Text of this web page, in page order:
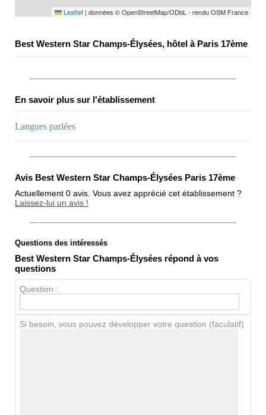
Leaflet | données © OpenStreetMap/ODbL - rendu OSM France
Best Western Star Champs-Élysées, hôtel à Paris 17ème
En savoir plus sur l'établissement
Langues parlées
Avis Best Western Star Champs-Élysées Paris 17ème
Actuellement 0 avis. Vous avez apprécié cet établissement ?
Laissez-lui un avis !
Note globale
Propreté
Chien / chat
Questions des intéressés
Best Western Star Champs-Élysées répond à vos
questions
Question :
Si besoin, vous pouvez développer votre question (faculatif)